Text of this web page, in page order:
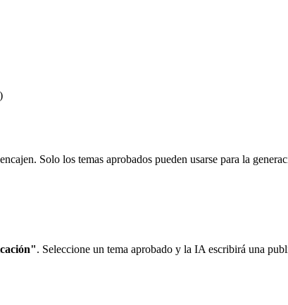
Solo los temas aprobados pueden usarse para la
. Seleccione un tema aprobado y la IA escribirá una